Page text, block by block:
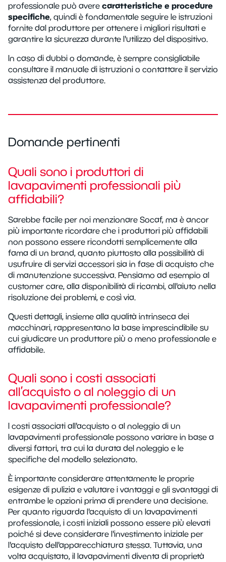
professionale può avere caratteristiche e procedure
specifiche, quindi è fondamentale seguire le istruzioni
fornite dal produttore per ottenere i migliori risultati e
garantire la sicurezza durante l'utilizzo del dispositivo.
In caso di dubbi o domande, è sempre consigliabile
consultare il manuale di istruzioni o contattare il servizio
assistenza del produttore.
Domande pertinenti
Quali sono i produttori di
lavapavimenti professionali più
affidabili?
Sarebbe facile per noi menzionare Socaf, ma è ancor
più importante ricordare che i produttori più affidabili
non possono essere ricondotti semplicemente alla
fama di un brand, quanto piuttosto alla possibilità di
usufruire di servizi accessori sia in fase di acquisto che
di manutenzione successiva. Pensiamo ad esempio al
customer care, alla disponibilità di ricambi, all'aiuto nella
risoluzione dei problemi, e così via.
Questi dettagli, insieme alla qualità intrinseca dei
macchinari, rappresentano la base imprescindibile su
cui giudicare un produttore più o meno professionale e
affidabile.
Quali sono i costi associati
all’acquisto o al noleggio di un
lavapavimenti professionale?
I costi associati all'acquisto o al noleggio di un
lavapavimenti professionale possono variare in base a
diversi fattori, tra cui la durata del noleggio e le
specifiche del modello selezionato.
È importante considerare attentamente le proprie
esigenze di pulizia e valutare i vantaggi e gli svantaggi di
entrambe le opzioni prima di prendere una decisione.
Per quanto riguarda l'acquisto di un lavapavimenti
professionale, i costi iniziali possono essere più elevati
poiché si deve considerare l'investimento iniziale per
l'acquisto dell'apparecchiatura stessa. Tuttavia, una
volta acquistato, il lavapavimenti diventa di proprietà